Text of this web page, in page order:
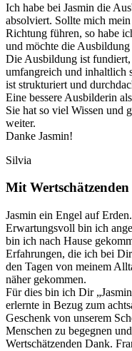
Ich habe bei Jasmin die
absolviert. Sollte mich
Richtung führen, so habe
und möchte die Ausbildung
Die Ausbildung ist
umfangreich und inhaltlich
ist strukturiert und
Eine bessere Ausbilderin
Sie hat so viel Wissen und
weiter.
Danke Jasmin!
Silvia
Mit
Jasmin ein Engel auf Erden.
Erwartungsvoll bin ich
bin ich nach Hause
Erfahrungen, die ich bei
den Tagen von meinem
näher gekommen.
Für dies bin ich Dir
erlernte in Bezug zum
Geschenk von unserem
Menschen zu begegnen
Wertschätzenden Dank.